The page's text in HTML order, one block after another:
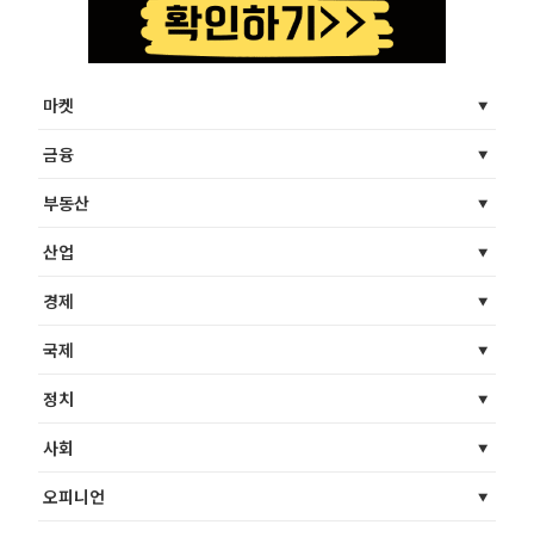
마켓
금융
부동산
산업
경제
국제
정치
사회
오피니언